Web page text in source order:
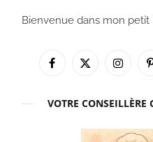
Bienvenue dans mon petit
Facebook
X
VOTRE CONSEILLÈRE